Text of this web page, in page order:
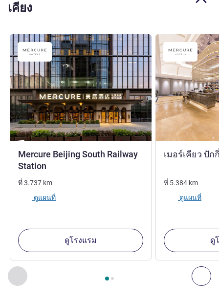
เคียง
ก่อนหน้า - สถานประกอบการอื่นของเราที่อยู่ใกล้เคียง ถั
หน้า1 , สถานประกอบการอื่นของเราที่อยู่ใกล้เคียง 1 :,
Mercure Beijing South Railway
Station
ที่3.737 km
ดูแผนที่
ดูโรงแรม
เมอร์เคียว ปัก
ที่ 5.384 km
ดูแผนที่
ดู